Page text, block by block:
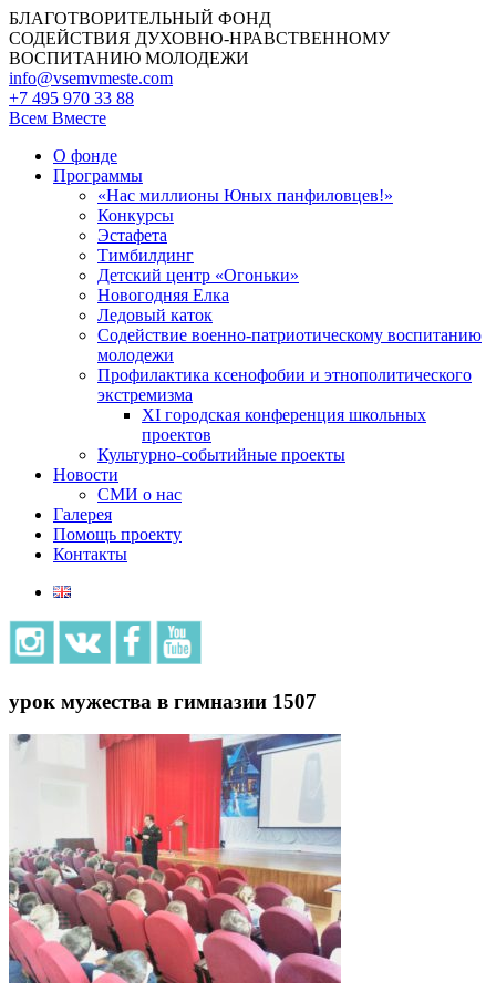
БЛАГОТВОРИТЕЛЬНЫЙ ФОНД
СОДЕЙСТВИЯ ДУХОВНО-НРАВСТВЕННОМУ
ВОСПИТАНИЮ МОЛОДЕЖИ
info@vsemvmeste.com
+7 495 970 33 88
Всем Вместе
О фонде
Программы
«Нас миллионы Юных панфиловцев!»
Конкурсы
Эстафета
Тимбилдинг
Детский центр «Огоньки»
Новогодняя Елка
Ледовый каток
Содействие военно-патриотическому воспитанию
молодежи
Профилактика ксенофобии и этнополитического
экстремизма
XI городская конференция школьных
проектов
Культурно-событийные проекты
Новости
СМИ о нас
Галерея
Помощь проекту
Контакты
урок мужества в гимназии 1507